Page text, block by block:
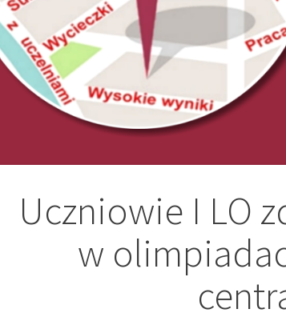
Uczniowie I LO
w
Nawigacja